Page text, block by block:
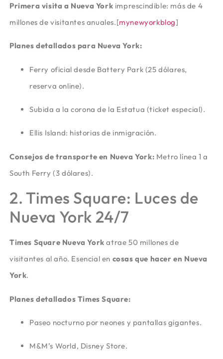
Primera visita a Nueva York imprescindible: más de 4
millones de visitantes anuales.[mynewyorkblog]​
Planes detallados para Nueva York:
Ferry oficial desde Battery Park (25 dólares,
reserva online).
Subida a la corona de la Estatua (ticket especial).
Ellis Island: historias de inmigración.
Consejos de transporte en Nueva York: Metro línea 1 a
South Ferry (3 dólares).
2. Times Square: Luces de
Nueva York 24/7
Times Square Nueva York atrae 50 millones de
visitantes al año. Esencial en cosas que hacer en Nueva
York.
Planes detallados Times Square:
Paseo nocturno por neones y pantallas gigantes.
M&M’s World, Disney Store.